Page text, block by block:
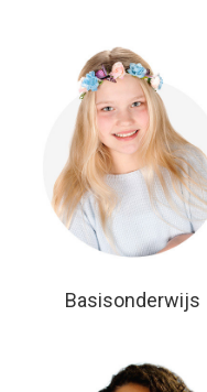
Basisonderwijs